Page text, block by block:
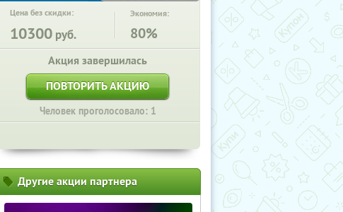
Цена без скидки:
10300 руб.
Экономия:
80%
Акция завершилась
ПОВТОРИТЬ АКЦИЮ
Человек проголосовало: 1
Другие акции партнера